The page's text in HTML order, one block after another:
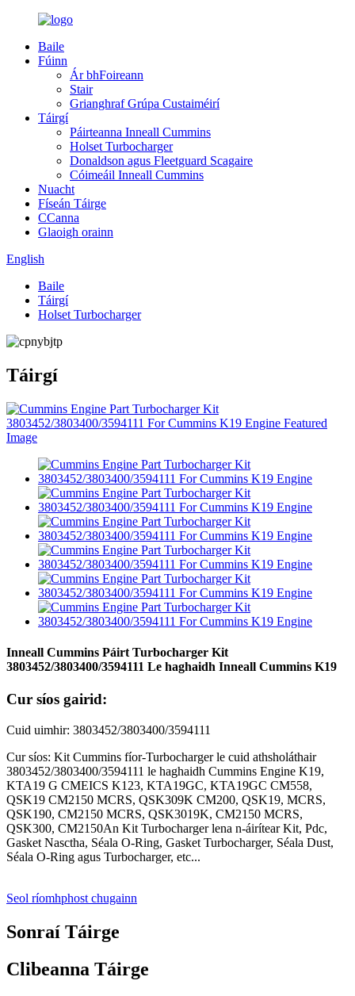
Baile
Fúinn
Ár bhFoireann
Stair
Grianghraf Grúpa Custaiméirí
Táirgí
Páirteanna Inneall Cummins
Holset Turbocharger
Donaldson agus Fleetguard Scagaire
Cóimeáil Inneall Cummins
Nuacht
Físeán Táirge
CCanna
Glaoigh orainn
English
Baile
Táirgí
Holset Turbocharger
Táirgí
Inneall Cummins Páirt Turbocharger Kit
3803452/3803400/3594111 Le haghaidh Inneall Cummins K19
Cur síos gairid:
Cuid uimhir: 3803452/3803400/3594111
Cur síos: Kit Cummins fíor-Turbocharger le cuid athsholáthair
3803452/3803400/3594111 le haghaidh Cummins Engine K19,
KTA19 G CMEICS K123, KTA19GC, KTA19GC CM558,
QSK19 CM2150 MCRS, QSK309K CM200, QSK19, MCRS,
QSK190, CM2150 MCRS, QSK3019K, CM2150 MCRS,
QSK300, CM2150An Kit Turbocharger lena n-áirítear Kit, Pdc,
Gasket Nasctha, Séala O-Ring, Gasket Turbocharger, Séala Dust,
Séala O-Ring agus Turbocharger, etc...
Seol ríomhphost chugainn
Sonraí Táirge
Clibeanna Táirge